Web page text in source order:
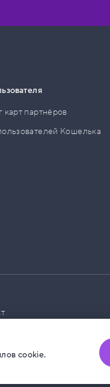
карт партнёров
Кошелька
cookie.